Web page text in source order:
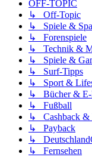
OFF-TOPIC
↳ Off-Topic
↳ Spiele &
↳ Forenspiele
↳ Technik &
↳ Spiele &
↳ Surf-Tipps
↳ Sport &
↳ Bücher & E-
↳ Fußball
↳ Cashback &
↳ Payback
↳
↳ Fernsehen